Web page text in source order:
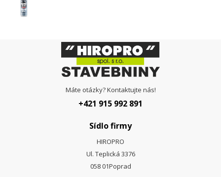
Máte otázky? Kontaktujte nás!
+421 915 992 891
Sídlo firmy
HIROPRO
Ul. Teplická 3376
058 01Poprad